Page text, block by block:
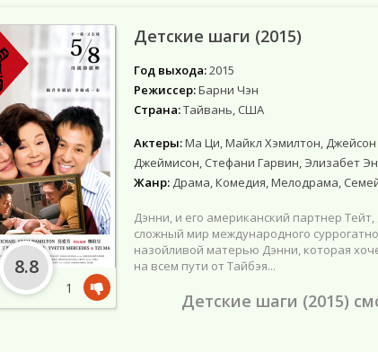
Детские шаги (2015)
Год выхода:2015
Режиссер:Барни Чэн
Страна:Тайвань, США
Актеры:Ма Ци, Майкл Хэмилтон,
Джеймисон, Стефани Гарвин, Элизабет
Жанр: Драма, Комедия, Мелодрама,
Дэнни, и его американский партнер
сложный мир международного
назойливой матерью Дэнни, которая
на всем пути от Тайбэя...
Детские шаги (2015)
8.8
1